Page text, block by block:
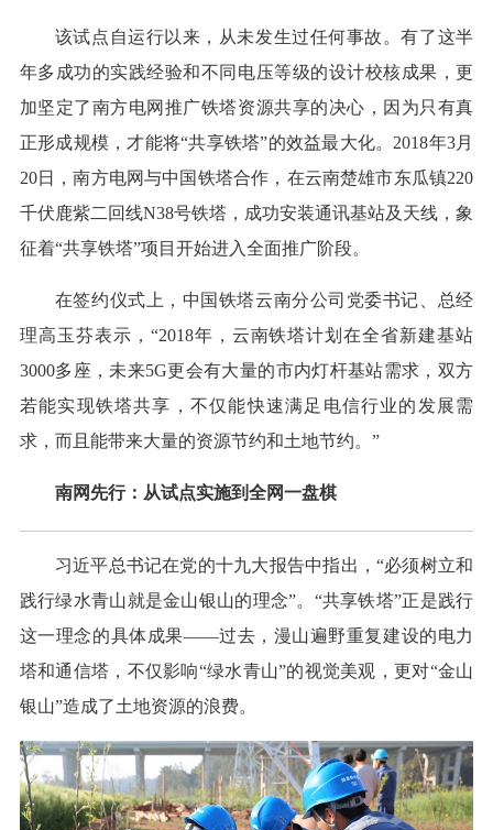
该试点自运行以来，从未发生过任何事故。有了这半
年多成功的实践经验和不同电压等级的设计校核成果，更
加坚定了南方电网推广铁塔资源共享的决心，因为只有真
正形成规模，才能将“共享铁塔”的效益最大化。2018年3月
20日，南方电网与中国铁塔合作，在云南楚雄市东瓜镇220
千伏鹿紫二回线N38号铁塔，成功安装通讯基站及天线，象
征着“共享铁塔”项目开始进入全面推广阶段。
在签约仪式上，中国铁塔云南分公司党委书记、总经
理高玉芬表示，“2018年，云南铁塔计划在全省新建基站
3000多座，未来5G更会有大量的市内灯杆基站需求，双方
若能实现铁塔共享，不仅能快速满足电信行业的发展需
求，而且能带来大量的资源节约和土地节约。”
南网先行：从试点实施到全网一盘棋
习近平总书记在党的十九大报告中指出，“必须树立和
践行绿水青山就是金山银山的理念”。“共享铁塔”正是践行
这一理念的具体成果——过去，漫山遍野重复建设的电力
塔和通信塔，不仅影响“绿水青山”的视觉美观，更对“金山
银山”造成了土地资源的浪费。